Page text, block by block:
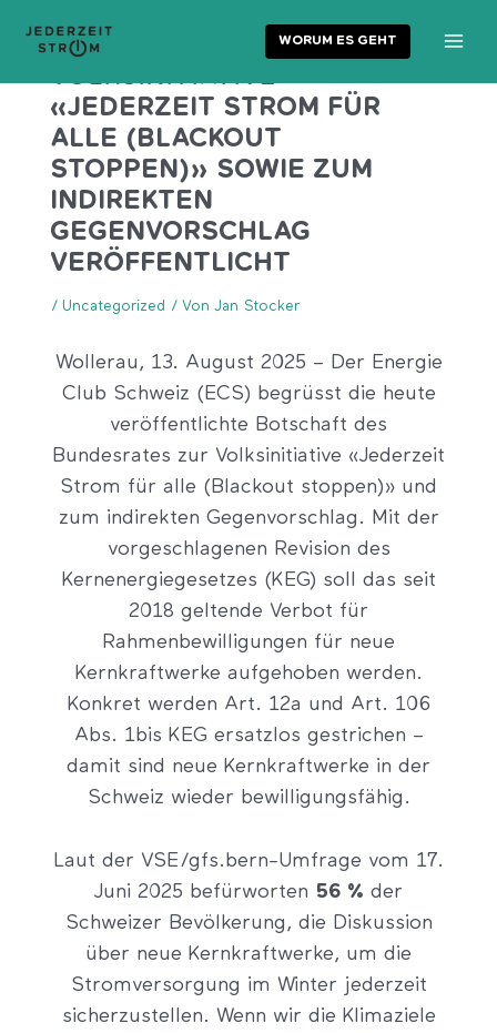
Inhalt
WORUM ES GEHT
BOTSCHAFT ZUR
VOLKSINITIATIVE
«JEDERZEIT STROM FÜR
ALLE (BLACKOUT
STOPPEN)» SOWIE ZUM
INDIREKTEN
GEGENVORSCHLAG
VERÖFFENTLICHT
/ Uncategorized / Von Jan Stocker
Wollerau, 13. August 2025 – Der Energie
Club Schweiz (ECS) begrüsst die heute
veröffentlichte Botschaft des
Bundesrates zur Volksinitiative «Jederzeit
Strom für alle (Blackout stoppen)» und
zum indirekten Gegenvorschlag. Mit der
vorgeschlagenen Revision des
Kernenergiegesetzes (KEG) soll das seit
2018 geltende Verbot für
Rahmenbewilligungen für neue
Kernkraftwerke aufgehoben werden.
Konkret werden Art. 12a und Art. 106
Abs. 1bis KEG ersatzlos gestrichen –
damit sind neue Kernkraftwerke in der
Schweiz wieder bewilligungsfähig.
Laut der VSE/gfs.bern-Umfrage vom 17.
Juni 2025 befürworten 56 % der
Schweizer Bevölkerung, die Diskussion
über neue Kernkraftwerke, um die
Stromversorgung im Winter jederzeit
sicherzustellen. Wenn wir die Klimaziele